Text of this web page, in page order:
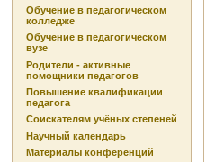
Обучение в педагогическом
колледже
Обучение в педагогическом
вузе
Родители - активные
помощники педагогов
Повышение квалификации
педагога
Соискателям учёных степеней
Научный календарь
Материалы конференций